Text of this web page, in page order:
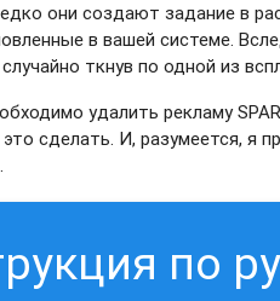
они создают задание в
в вашей системе.
ткнув по одной из
удалить рекламу
это сделать. И, разумеется, я
по